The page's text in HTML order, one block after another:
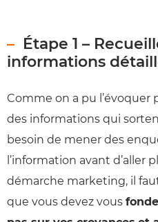
Étape 1 –
informations
Comme on a pu l’évoquer
des informations qui
besoin de mener des
l’information avant d’aller
démarche marketing, il
que vous devez vous